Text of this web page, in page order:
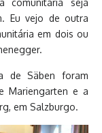
Eu vejo de outra
em dois ou
de Säben foram
Mariengarten e a
em Salzburgo.